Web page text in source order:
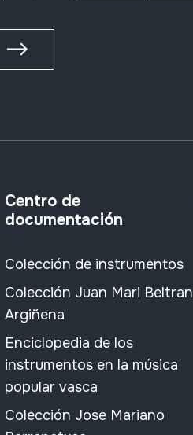
Centro de
documentación
Colección de instrumentos
Colección Juan Mari Beltran
Argiñena
Enciclopedia de los
instrumentos en la música
popular vasca
Colección Jose Mariano